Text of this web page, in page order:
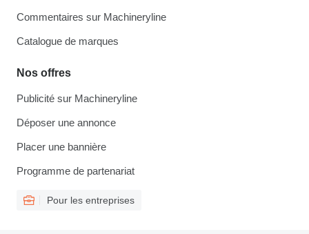
Commentaires sur Machineryline
Catalogue de marques
Nos offres
Publicité sur Machineryline
Déposer une annonce
Placer une bannière
Programme de partenariat
Pour les entreprises